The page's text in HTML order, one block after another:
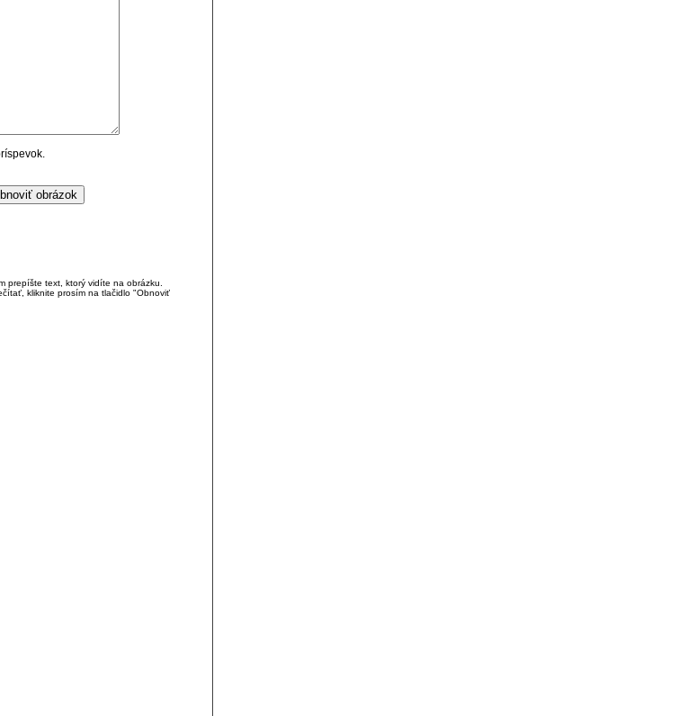
prepíšte text, ktorý vidíte na obrázku.
kliknite prosím na tlačidlo "Obnoviť